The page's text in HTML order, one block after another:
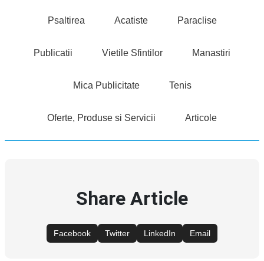
Psaltirea Acatiste Paraclise
Publicatii Vietile Sfintilor Manastiri
Mica Publicitate Tenis
Oferte, Produse si Servicii Articole
Share Article
Facebook Twitter LinkedIn Email